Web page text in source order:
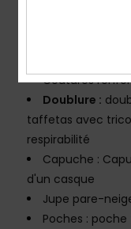
Coutures
Doublure :
taffetas avec
respirabilité
Capuche :
d'un casque
Jupe pare-
Poches :